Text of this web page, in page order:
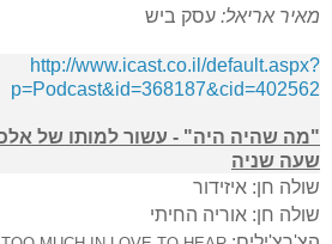
מאיר אריאל: עסק ביש
http://www.icast.co.il/default.aspx?
p=Podcast&id=368187&cid=402562
שעה שניה
שולה חן: איזידור
שולה חן: אוריה החיתי